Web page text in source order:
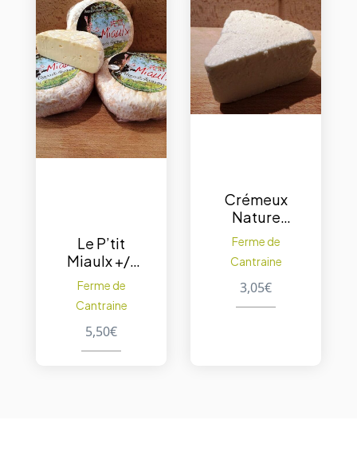
Le P’tit
Miaulx +/-
300 g.
Ferme de
Cantraine
5,50€
Crémeux
Nature
pâte molle
150 g.
Ferme de
Cantraine
3,05€